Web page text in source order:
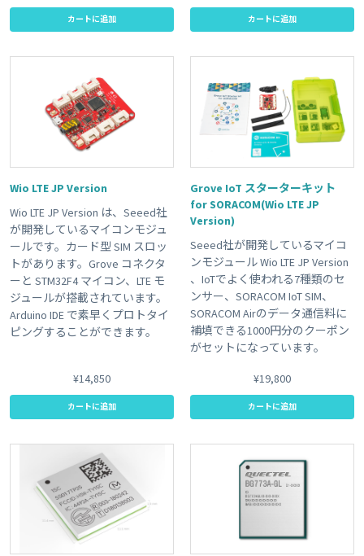
カートに追加 カートに追加
Wio LTE JP Version
Wio LTE JP Version は、Seeed社
が開発しているマイコンモジュ
ールです。カード型 SIM スロッ
トがあります。Grove コネクタ
ーと STM32F4 マイコン、LTE モ
ジュールが搭載されています。
Arduino IDE で素早くプロトタイ
ピングすることができます。
¥14,850
カートに追加
Grove IoT スターターキット
for SORACOM(Wio LTE JP
Version)
Seeed社が開発しているマイコ
ンモジュール Wio LTE JP Version
、IoTでよく使われる7種類のセ
ンサー、SORACOM IoT SIM、
SORACOM Airのデータ通信料に
補填できる1000円分のクーポン
がセットになっています。
¥19,800
カートに追加